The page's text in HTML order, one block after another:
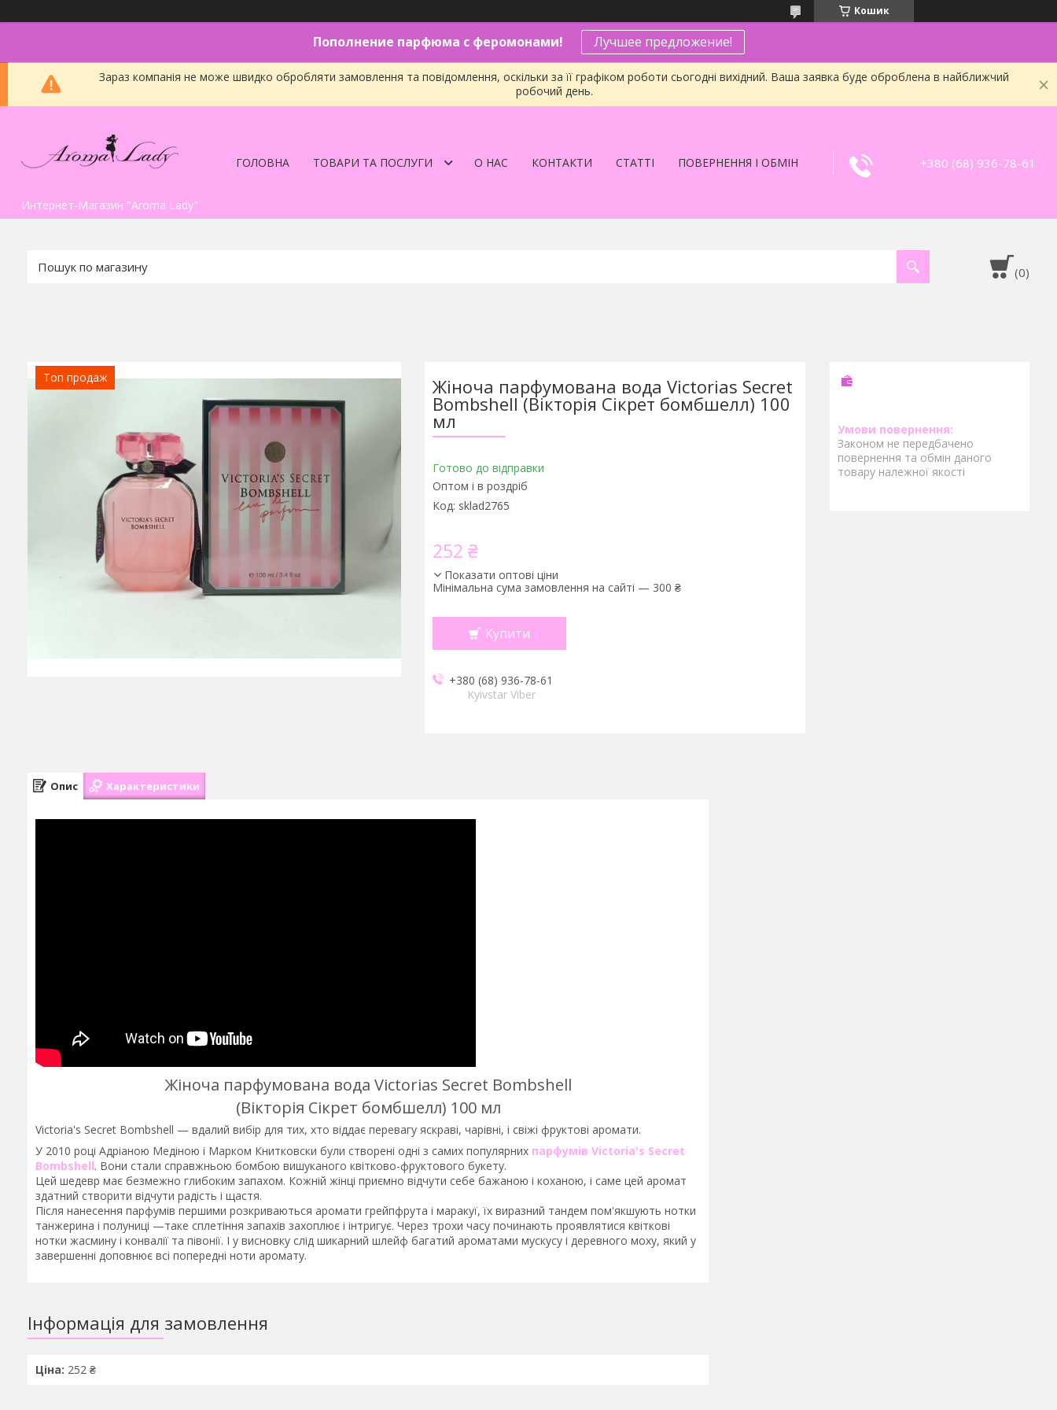
Кошик
Пополнение парфюма с феромонами! Лучшее предложение!
Зараз компанія не може швидко обробляти замовлення та повідомлення, оскільки за її графіком роботи сьогодні вихідний. Ваша заявка буде оброблена в найближчий
робочий день.
Интернет-Магазин "Aroma Lady"
ГОЛОВНА ТОВАРИ ТА ПОСЛУГИ О НАС КОНТАКТИ СТАТТІ ПОВЕРНЕННЯ І ОБМІН +380 (68) 936-78-61
Топ продаж Жіноча парфумована вода Victorias Secret
Bombshell (Вікторія Сікрет бомбшелл) 100
мл
Готово до відправки
Оптом і в роздріб
Код: sklad2765
252 ₴
Показати оптові ціни
Мінімальна сума замовлення на сайті — 300 ₴
Купити
+380 (68) 936-78-61
Kyivstar Viber
Законом не передбачено
повернення та обмін даного
товару належної якості
Опис Характеристики
Жіноча парфумована вода Victorias Secret Bombshell
(Вікторія Сікрет бомбшелл) 100 мл
Victoria's Secret Bombshell — вдалий вибір для тих, хто віддає перевагу яскраві, чарівні, і свіжі фруктові аромати.
У 2010 році Адріаною Медіною і Марком Книтковски були створені одні з самих популярних парфумів Victoria's Secret
Bombshell. Вони стали справжньою бомбою вишуканого квітково-фруктового букету.
Цей шедевр має безмежно глибоким запахом. Кожній жінці приємно відчути себе бажаною і коханою, і саме цей аромат
здатний створити відчути радість і щастя.
Після нанесення парфумів першими розкриваються аромати грейпфрута і маракуї, їх виразний тандем пом'якшують нотки
танжерина і полуниці —таке сплетіння запахів захоплює і інтригує. Через трохи часу починають проявлятися квіткові
нотки жасмину і конвалії та півонії. І у висновку слід шикарний шлейф багатий ароматами мускусу і деревного моху, який у
завершенні доповнює всі попередні ноти аромату.
Інформація для замовлення
Ціна: 252 ₴